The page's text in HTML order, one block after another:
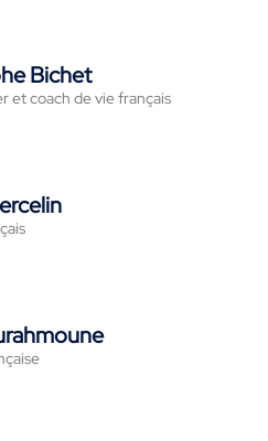
Bichet
et coach de vie français